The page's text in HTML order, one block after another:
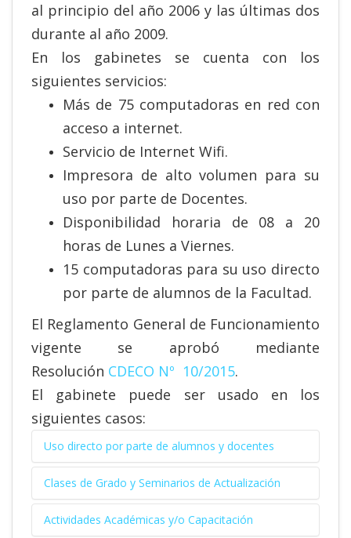
al principio del año 2006 y las últimas dos
durante al año 2009.
En los gabinetes se cuenta con los
siguientes servicios:
Más de 75 computadoras en red con
acceso a internet.
Servicio de Internet Wifi.
Impresora de alto volumen para su
uso por parte de Docentes.
Disponibilidad horaria de 08 a 20
horas de Lunes a Viernes.
15 computadoras para su uso directo
por parte de alumnos de la Facultad.
El Reglamento General de Funcionamiento
vigente se aprobó mediante
Resolución CDECO Nº 10/2015.
El gabinete puede ser usado en los
siguientes casos:
Uso directo por parte de alumnos y docentes
La sala B del GIEG (ubicada en la
planta baja de la Facultad) está
habilitada para su uso directo por
Clases de Grado y Seminarios de Actualización
La utilización de cualquiera de las
Actividades Académicas y/o Capacitación